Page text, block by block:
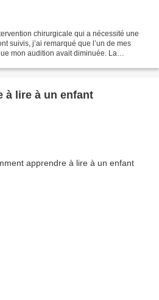
chirurgicale qui a nécessité une
suivis, j’ai remarqué que l’un de mes
mon audition avait diminuée. La
à lire à un enfant